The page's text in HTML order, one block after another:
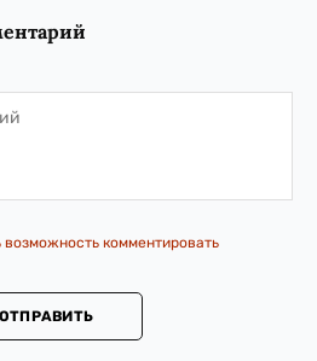
комментировать
ОТПРАВИТЬ